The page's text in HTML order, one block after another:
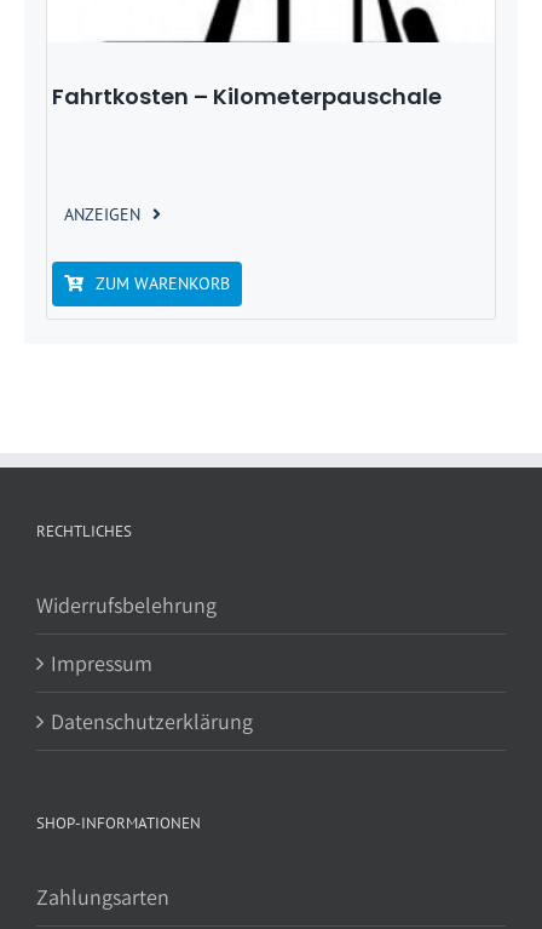
Fahrtkosten – Kilometerpauschale
ANZEIGEN
ZUM WARENKORB
RECHTLICHES
Widerrufsbelehrung
Impressum
Datenschutzerklärung
SHOP-INFORMATIONEN
Zahlungsarten